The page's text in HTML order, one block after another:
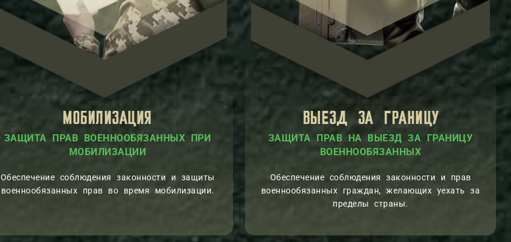
МОБИЛИЗАЦИЯ
ЗАЩИТА ПРАВ ВОЕННООБЯЗАННЫХ ПРИ
МОБИЛИЗАЦИИ
Обеспечение соблюдения законности и защиты
военнообязанных прав во время мобилизации.
ВЫЕЗД ЗА ГРАНИЦУ
ЗАЩИТА ПРАВ НА ВЫЕЗД ЗА ГРАНИЦУ
ВОЕННООБЯЗАННЫХ
Обеспечение соблюдения законности и прав
военнообязанных граждан, желающих уехать за
пределы страны.